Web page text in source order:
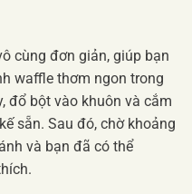
cùng đơn giản, giúp bạn
waffle thơm ngon trong
đổ bột vào khuôn và cắm
sẵn. Sau đó, chờ khoảng
và bạn đã có thể